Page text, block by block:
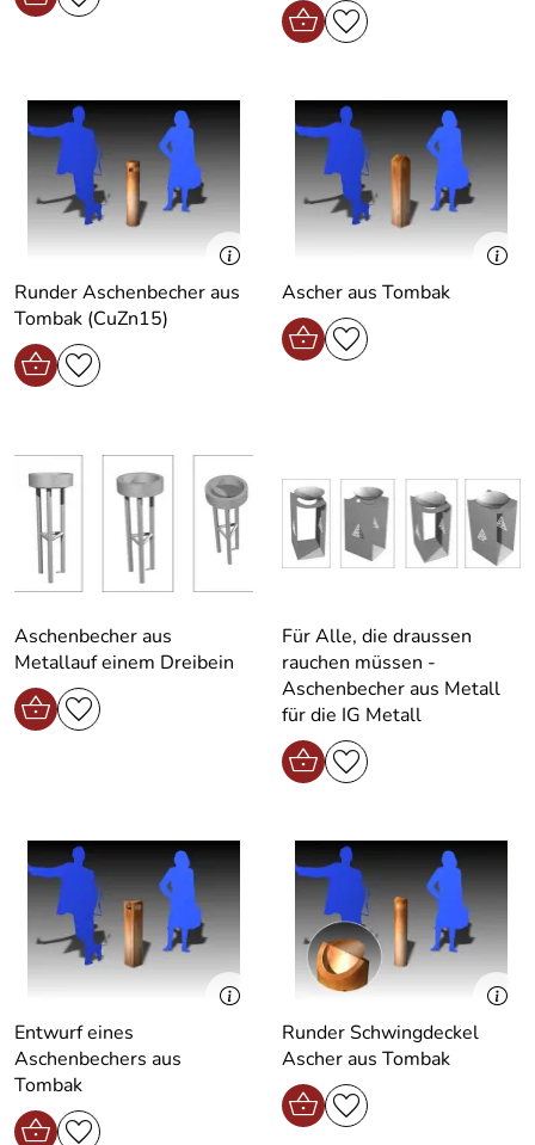
Runder Aschenbecher aus
Tombak (CuZn15)
Ascher aus Tombak
Aschenbecher aus
Metallauf einem Dreibein
Für Alle, die draussen
rauchen müssen -
Aschenbecher aus Metall
für die IG Metall
Entwurf eines
Aschenbechers aus
Tombak
Runder Schwingdeckel
Ascher aus Tombak